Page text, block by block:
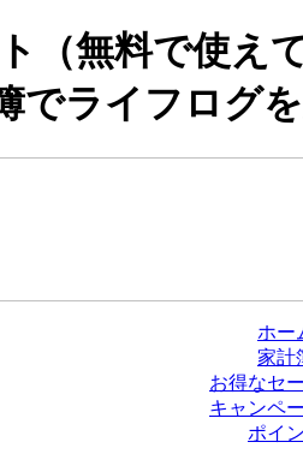
（無料で使
でライフログを
ホー
家計
お得なセ
キャンペ
ポイ